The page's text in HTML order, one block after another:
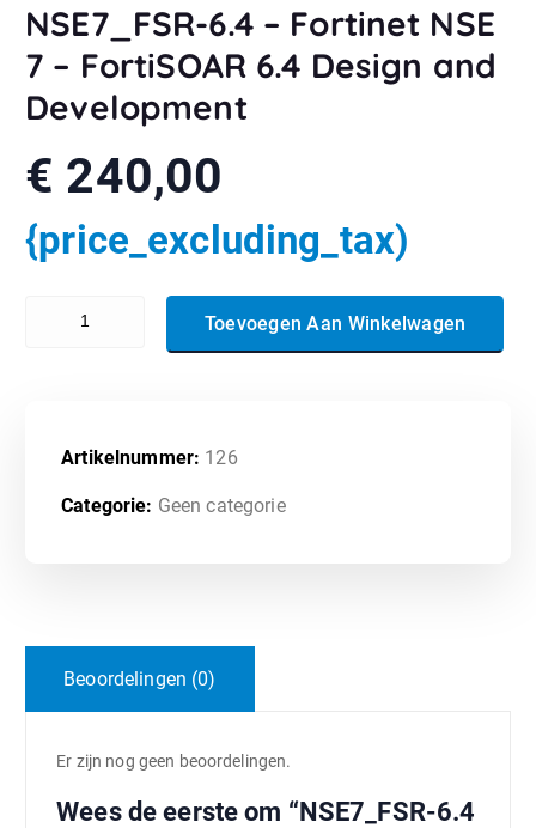
NSE7_FSR-6.4 – Fortinet NSE
7 – FortiSOAR 6.4 Design and
Development
€ 240,00
{price_excluding_tax)
Toevoegen Aan Winkelwagen
Artikelnummer: 126
Categorie: Geen categorie
Beoordelingen (0)
Er zijn nog geen beoordelingen.
Wees de eerste om “NSE7_FSR-6.4